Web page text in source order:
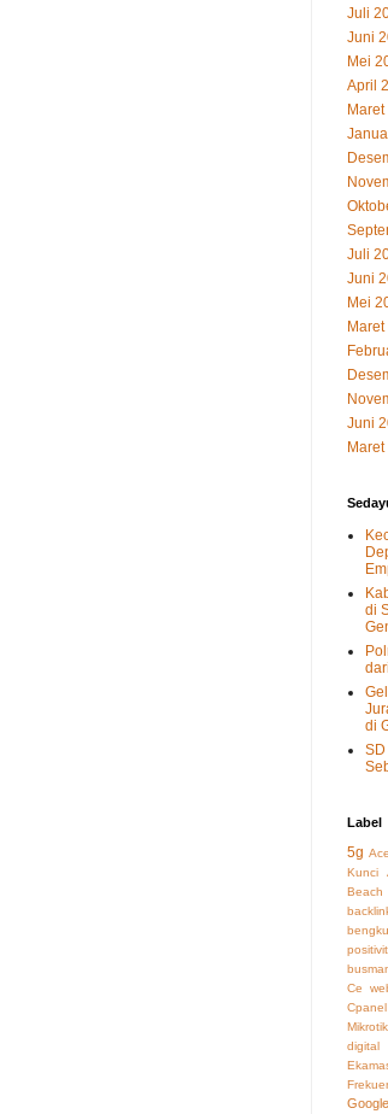
Juli
Juni
Mei
April
Juli
Juni
Mei
Juni
di
di
Label
5g
Kunci
Ce
Cpanel
Mikrotik
digital
Google